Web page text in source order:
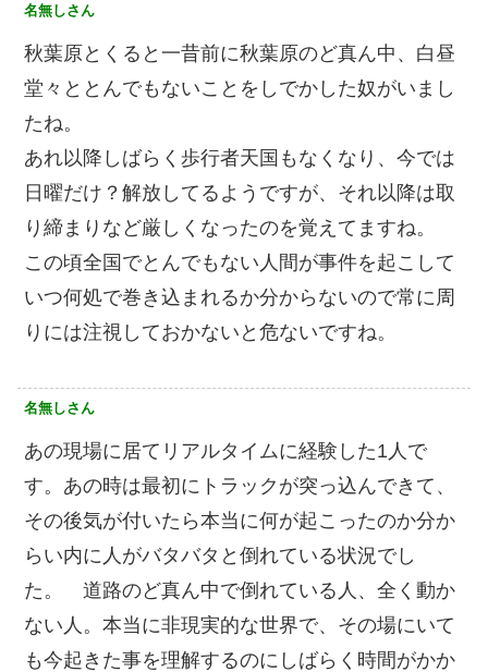
名無しさん
秋葉原とくると一昔前に秋葉原のど真ん中、白昼
堂々ととんでもないことをしでかした奴がいまし
たね。
あれ以降しばらく歩行者天国もなくなり、今では
日曜だけ？解放してるようですが、それ以降は取
り締まりなど厳しくなったのを覚えてますね。
この頃全国でとんでもない人間が事件を起こして
いつ何処で巻き込まれるか分からないので常に周
りには注視しておかないと危ないですね。
名無しさん
あの現場に居てリアルタイムに経験した1人で
す。あの時は最初にトラックが突っ込んできて、
その後気が付いたら本当に何が起こったのか分か
らい内に人がバタバタと倒れている状況でし
た。 道路のど真ん中で倒れている人、全く動か
ない人。本当に非現実的な世界で、その場にいて
も今起きた事を理解するのにしばらく時間がかか